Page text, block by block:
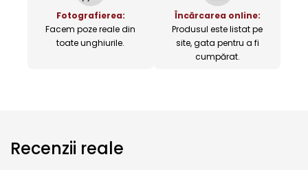
Fotografierea:
Facem poze reale din
toate unghiurile.
Încărcarea online:
Produsul este listat pe
site, gata pentru a fi
cumpărat.
Recenzii reale